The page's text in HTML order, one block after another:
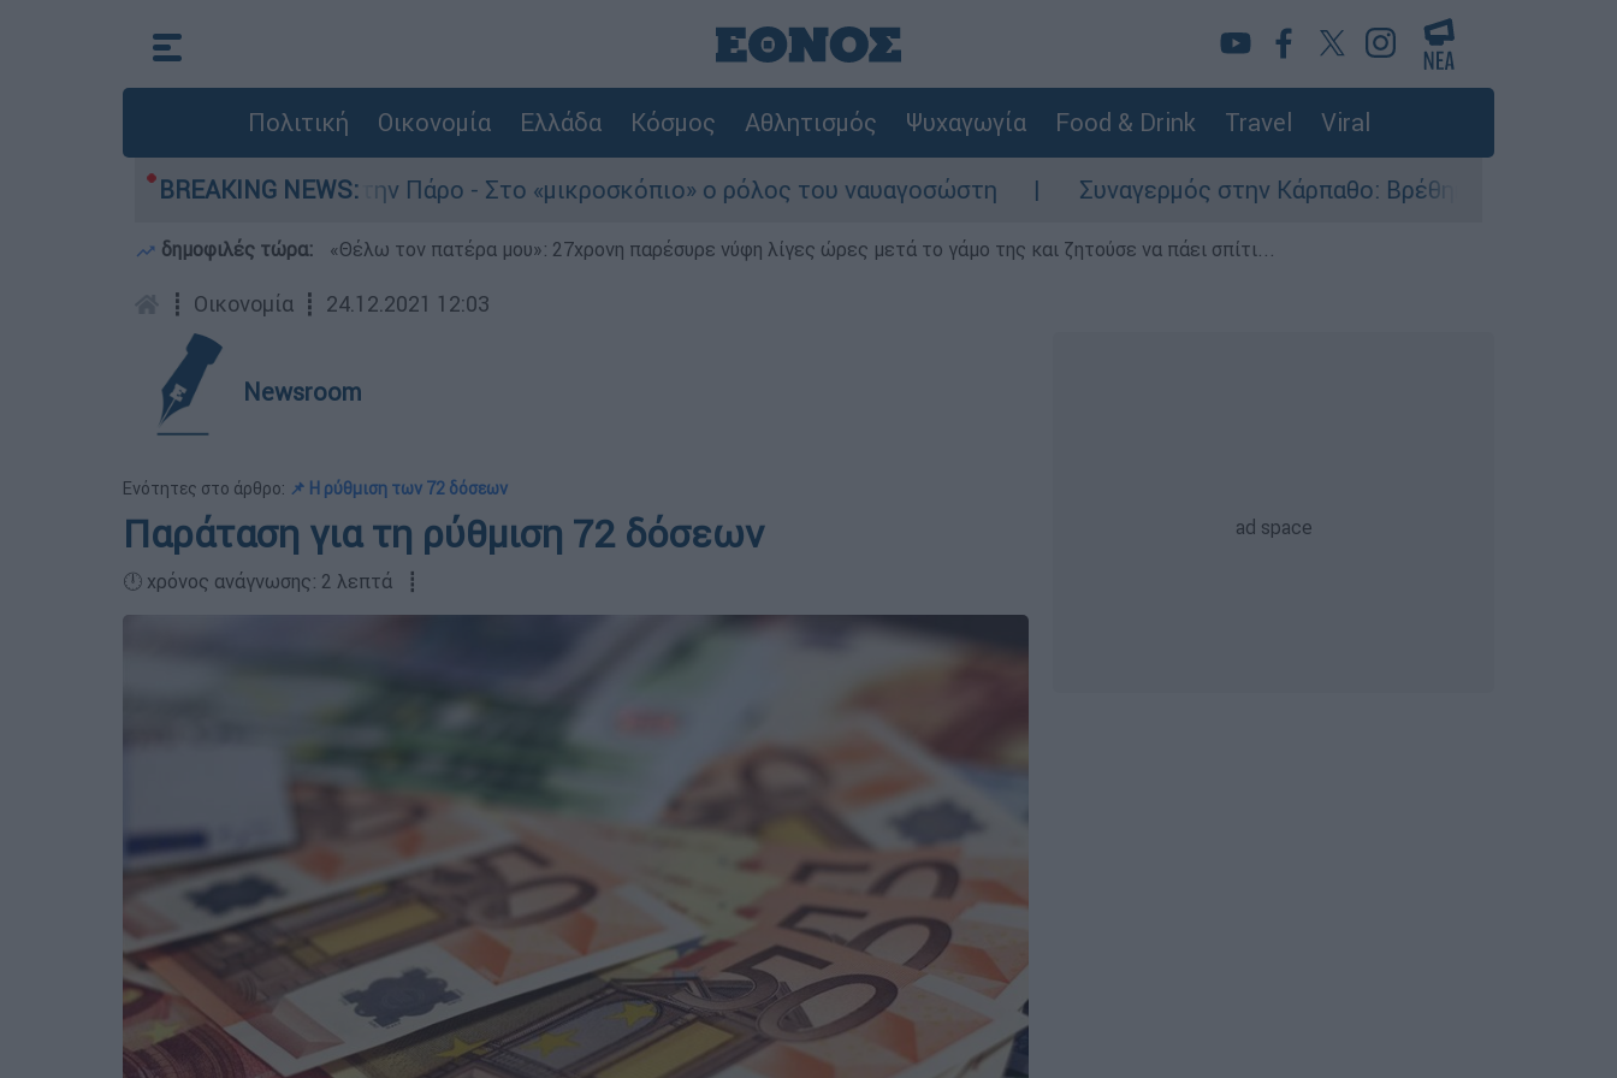
Πολιτική Οικονομία Ελλάδα Κόσμος Αθλητισμός Ψυχαγωγία Food & Drink Travel Viral
BREAKING NEWS:
του 4χρονου στην Πάρο - Στο «μικροσκόπιο» ο ρόλος του ναυαγοσώστη Συναγερμός στην Κάρπαθο: Βρέθηκαν παλιά πυρομαχικά
δημοφιλές τώρα: «Θέλω τον πατέρα μου»: 27χρονη παρέσυρε νύφη λίγες ώρες μετά το γάμο της και ζητούσε να πάει σπίτι...
┋ Οικονομία ┋ 24.12.2021 12:03
Newsroom
Ενότητες στο άρθρο: 📌 Η ρύθμιση των 72 δόσεων
Παράταση για τη ρύθμιση 72 δόσεων
🕛 χρόνος ανάγνωσης: 2 λεπτά ┋